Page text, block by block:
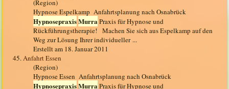
(Region)
Hypnose Espelkamp Anfahrtsplanung nach Osnabrück
HypnosepraxisMurraPraxis für Hypnose und
Rückführungstherapie! Machen Sie sich aus Espelkamp auf den
Weg zur Lösung Ihrer individueller ...
Erstellt am 18. Januar 2011
45.Anfahrt Essen
(Region)
Hypnose Essen Anfahrtsplanung nach Osnabrück
HypnosepraxisMurraPraxis für Hypnose und